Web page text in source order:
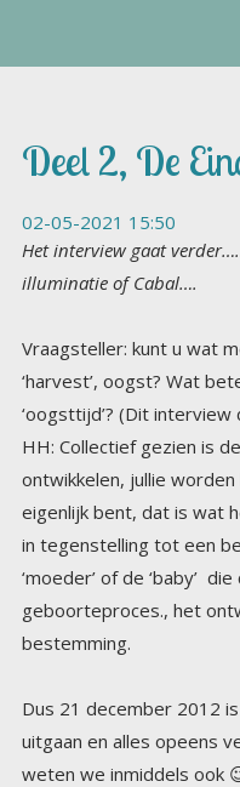
Deel 2, De
02-05-2021 15:50
Het interview gaat
illuminatie of Cabal….
Vraagsteller: kunt u wat
‘harvest’, oogst? Wat
‘oogsttijd’? (Dit
HH: Collectief gezien is
ontwikkelen, jullie worden
eigenlijk bent, dat is wat heel
in tegenstelling tot een
‘moeder’ of de ‘baby’ die
geboorteproces., het
bestemming.
Dus 21 december 2012
uitgaan en alles opeens
weten we inmiddels ook
deze transitie, van een
De veranderingen zijn